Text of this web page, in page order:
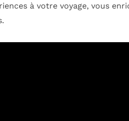
à votre voyage, vous